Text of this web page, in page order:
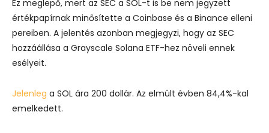
Ez meglepő, mert az SEC a SOL-t is be nem jegyzett
értékpapírnak minősítette a Coinbase és a Binance elleni
pereiben. A jelentés azonban megjegyzi, hogy az SEC
hozzáállása a Grayscale Solana ETF-hez növeli ennek
esélyeit.
Jelenleg a SOL ára 200 dollár. Az elmúlt évben 84,4%-kal
emelkedett.